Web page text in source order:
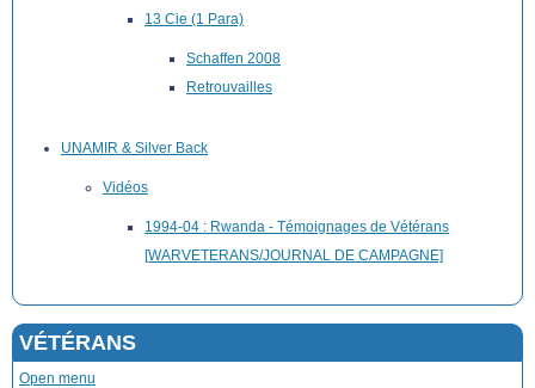
13 Cie (1 Para)
Schaffen 2008
Retrouvailles
UNAMIR & Silver Back
Vidéos
1994-04 : Rwanda - Témoignages de Vétérans
[WARVETERANS/JOURNAL DE CAMPAGNE]
VÉTÉRANS
Open menu